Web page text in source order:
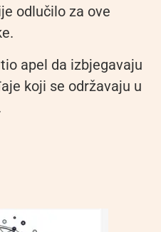
odlučilo za ove
apel da izbjegavaju
koji se održavaju u